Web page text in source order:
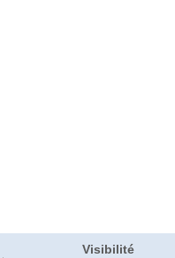
Visibilité